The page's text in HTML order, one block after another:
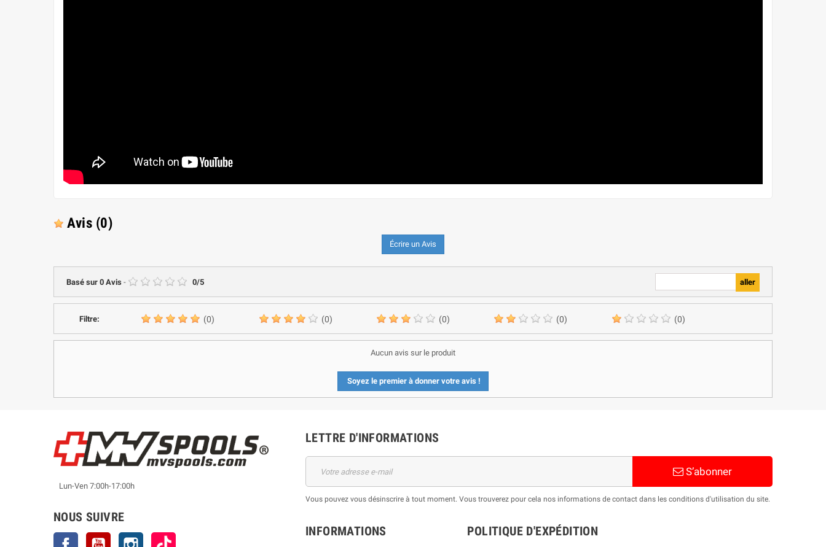
Avis (0)
Écrire un Avis
Basé sur 0 Avis - 0/5
Filtre: (0) (0) (0) (0) (0)
Aucun avis sur le produit
Soyez le premier à donner votre avis !
Lun-Ven 7:00h-17:00h
NOUS SUIVRE
Facebook YouTube Instagram
LETTRE D'INFORMATIONS
S’abonner
Vous pouvez vous désinscrire à tout moment. Vous trouverez pour cela nos informations de contact dans les conditions d'utilisation du site.
INFORMATIONS POLITIQUE D'EXPÉDITION